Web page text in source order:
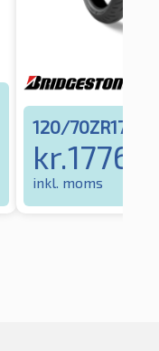
120/70ZR17
kr.
inkl. moms